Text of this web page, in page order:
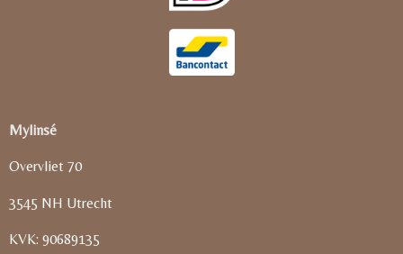
Mylinsé
Overvliet 70
3545 NH Utrecht
KVK: 90689135